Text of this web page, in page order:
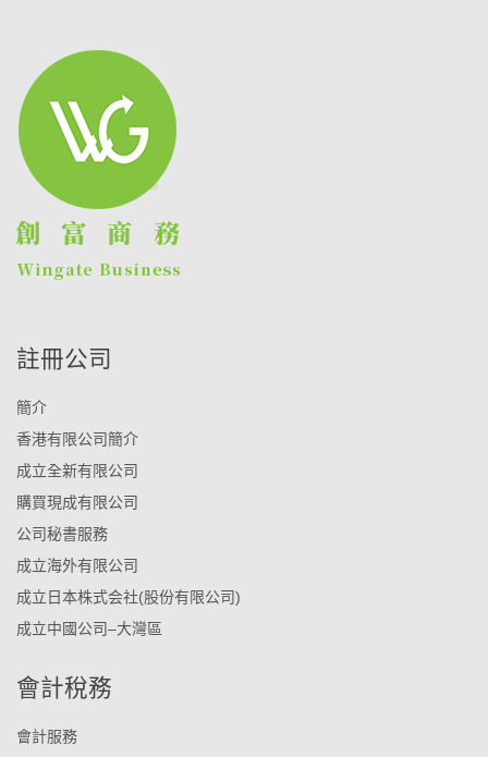
註冊公司
簡介
香港有限公司簡介
成立全新有限公司
購買現成有限公司
公司秘書服務
成立海外有限公司
成立日本株式会社(股份有限公司)
成立中國公司–大灣區
會計稅務
會計服務